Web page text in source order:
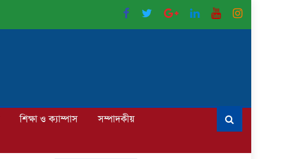
শিক্ষা ও ক্যাম্পাস
সম্পাদকীয়